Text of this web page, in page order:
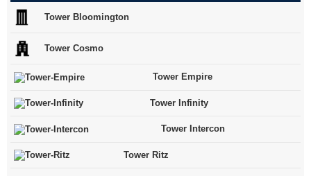
Tower Bloomington
Tower Cosmo
Tower Empire
Tower Infinity
Tower Intercon
Tower Ritz